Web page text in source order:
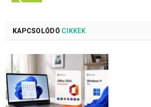
KAPCSOLÓDÓ CIKKEK